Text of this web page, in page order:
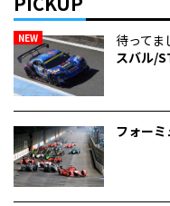
NEW
待ってま
スバル/
フォー